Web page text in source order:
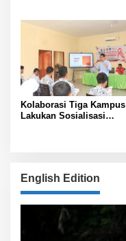
Kolaborasi Tiga Kampus
Lakukan Sosialisasi
English Edition